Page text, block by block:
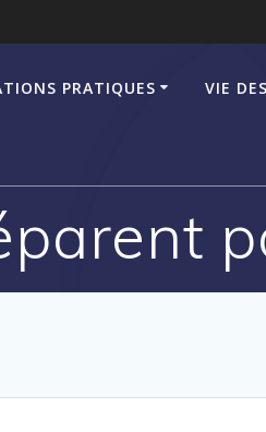
PRATIQUES VIE